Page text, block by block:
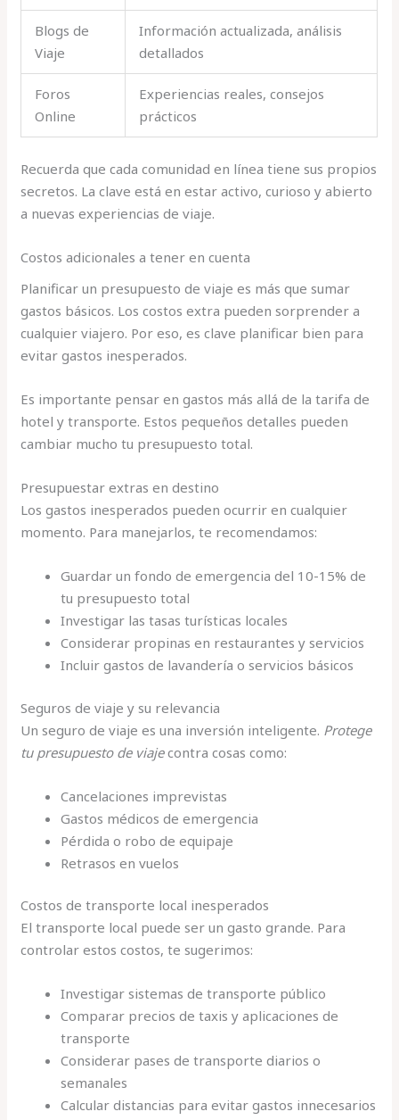
Blogs de
Viaje
Información actualizada, análisis
detallados
Foros
Online
Experiencias reales, consejos
prácticos
Recuerda que cada comunidad en línea tiene sus propios
secretos. La clave está en estar activo, curioso y abierto
a nuevas experiencias de viaje.
Costos adicionales a tener en cuenta
Planificar un presupuesto de viaje es más que sumar
gastos básicos. Los costos extra pueden sorprender a
cualquier viajero. Por eso, es clave planificar bien para
evitar gastos inesperados.
Es importante pensar en gastos más allá de la tarifa de
hotel y transporte. Estos pequeños detalles pueden
cambiar mucho tu presupuesto total.
Presupuestar extras en destino
Los gastos inesperados pueden ocurrir en cualquier
momento. Para manejarlos, te recomendamos:
Guardar un fondo de emergencia del 10-15% de
tu presupuesto total
Investigar las tasas turísticas locales
Considerar propinas en restaurantes y servicios
Incluir gastos de lavandería o servicios básicos
Seguros de viaje y su relevancia
Un seguro de viaje es una inversión inteligente. Protege
tu presupuesto de viajecontra cosas como:
Cancelaciones imprevistas
Gastos médicos de emergencia
Pérdida o robo de equipaje
Retrasos en vuelos
Costos de transporte local inesperados
El transporte local puede ser un gasto grande. Para
controlar estos costos, te sugerimos:
Investigar sistemas de transporte público
Comparar precios de taxis y aplicaciones de
transporte
Considerar pases de transporte diarios o
semanales
Calcular distancias para evitar gastos innecesarios